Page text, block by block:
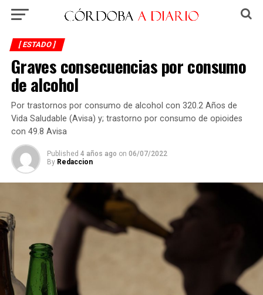
[ ESTADO ]
Graves consecuencias por consumo
de alcohol
Por trastornos por consumo de alcohol con 320.2 Años de
Vida Saludable (Avisa) y; trastorno por consumo de opioides
con 49.8 Avisa
Published 4 años ago on 06/07/2022
By Redaccion